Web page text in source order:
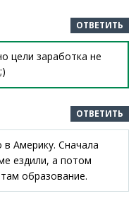
ОТВЕТИТЬ
цели заработка не
ОТВЕТИТЬ
Америку. Сначала
ездили, а потом
образование.